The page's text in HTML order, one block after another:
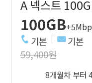
A 넥스트
100GB
기본 기본
59,400원
8개월차 부터